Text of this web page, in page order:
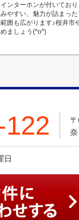
ンターホンが付いてお
やすい、魅力が詰まっ
囲も広がります♪桜井
ましょう(^o^)
日